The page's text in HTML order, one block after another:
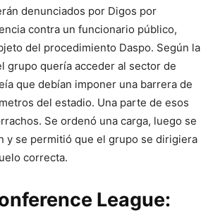
denunciados por Digos por
contra un funcionario público,
del procedimiento Daspo. Según la
grupo quería acceder al sector de
que debían imponer una barrera de
del estadio. Una parte de esos
Se ordenó una carga, luego se
y se permitió que el grupo se dirigiera
correcta.
League: